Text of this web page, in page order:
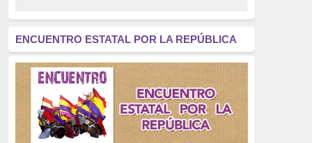
América Latina
(305)
Exhumación
(304)
Golpe de Estado
(304)
Brigadas Internacionales
(303)
ENCUENTRO ESTATAL POR LA REPÚBLICA